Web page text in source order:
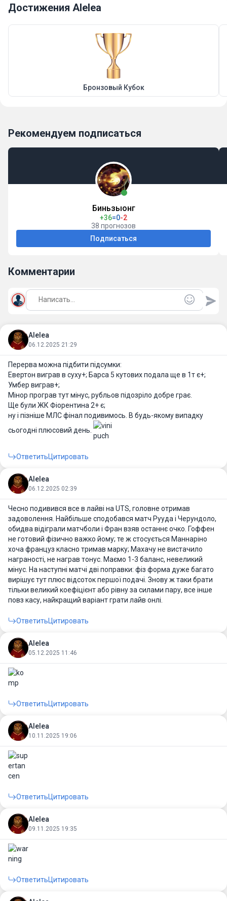
Достижения Alelea
Бронзовый Кубок
Рекомендуем подписаться
Биньзыонг
+36=0-2
38 прогнозов
Подписаться
Комментарии
Alelea
06.12.2025 21:29
Перерва можна підбити підсумки:
Евертон виграв в суху+; Барса 5 кутових подала ще в 1т є+;
Умбер виграв+;
Мінор програв тут мінус, рубльов підозріло добре грає.
Ще були ЖК Фіорентина 2+ є;
ну і пізніше МЛС фінал подивимось. В будь-якому випадку
сьогодні плюсовий день.
ОтветитьЦитировать
Alelea
06.12.2025 02:39
Чесно подивився все в лайві на UTS, головне отримав
задоволення. Найбільше сподобався матч Рууда і Черундоло,
обидва відіграли матчболи і Фран взяв останнє очко. Гоффен
не готовий фізично важко йому; те ж стосується Маннаріно
хоча француз класно тримав марку; Махачу не вистачило
награності, не награв тонус. Маємо 1-3 баланс, невеликий
мінус. На наступні матчі дві поправки: фіз форма дуже багато
вирішує тут плюс відсоток першої подачі. Знову ж таки брати
тільки великий коефіцієнт або рівну за силами пару, все інше
повз касу, найкращий варіант грати лайв онлі.
ОтветитьЦитировать
Alelea
05.12.2025 11:46
ОтветитьЦитировать
Alelea
10.11.2025 19:06
ОтветитьЦитировать
Alelea
09.11.2025 19:35
ОтветитьЦитировать